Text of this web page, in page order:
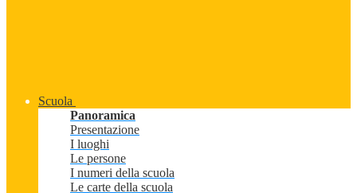
Scuola
Panoramica
Presentazione
I luoghi
Le persone
I numeri della scuola
Le carte della scuola